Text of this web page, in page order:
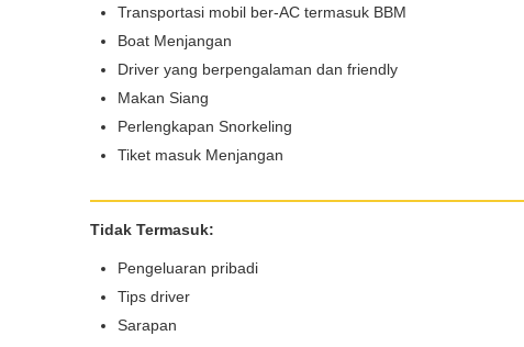
Transportasi mobil ber-AC termasuk BBM
Boat Menjangan
Driver yang berpengalaman dan friendly
Makan Siang
Perlengkapan Snorkeling
Tiket masuk Menjangan
Tidak Termasuk:
Pengeluaran pribadi
Tips driver
Sarapan
Nama*
Tgl Mulai*
Tgl Selesai*